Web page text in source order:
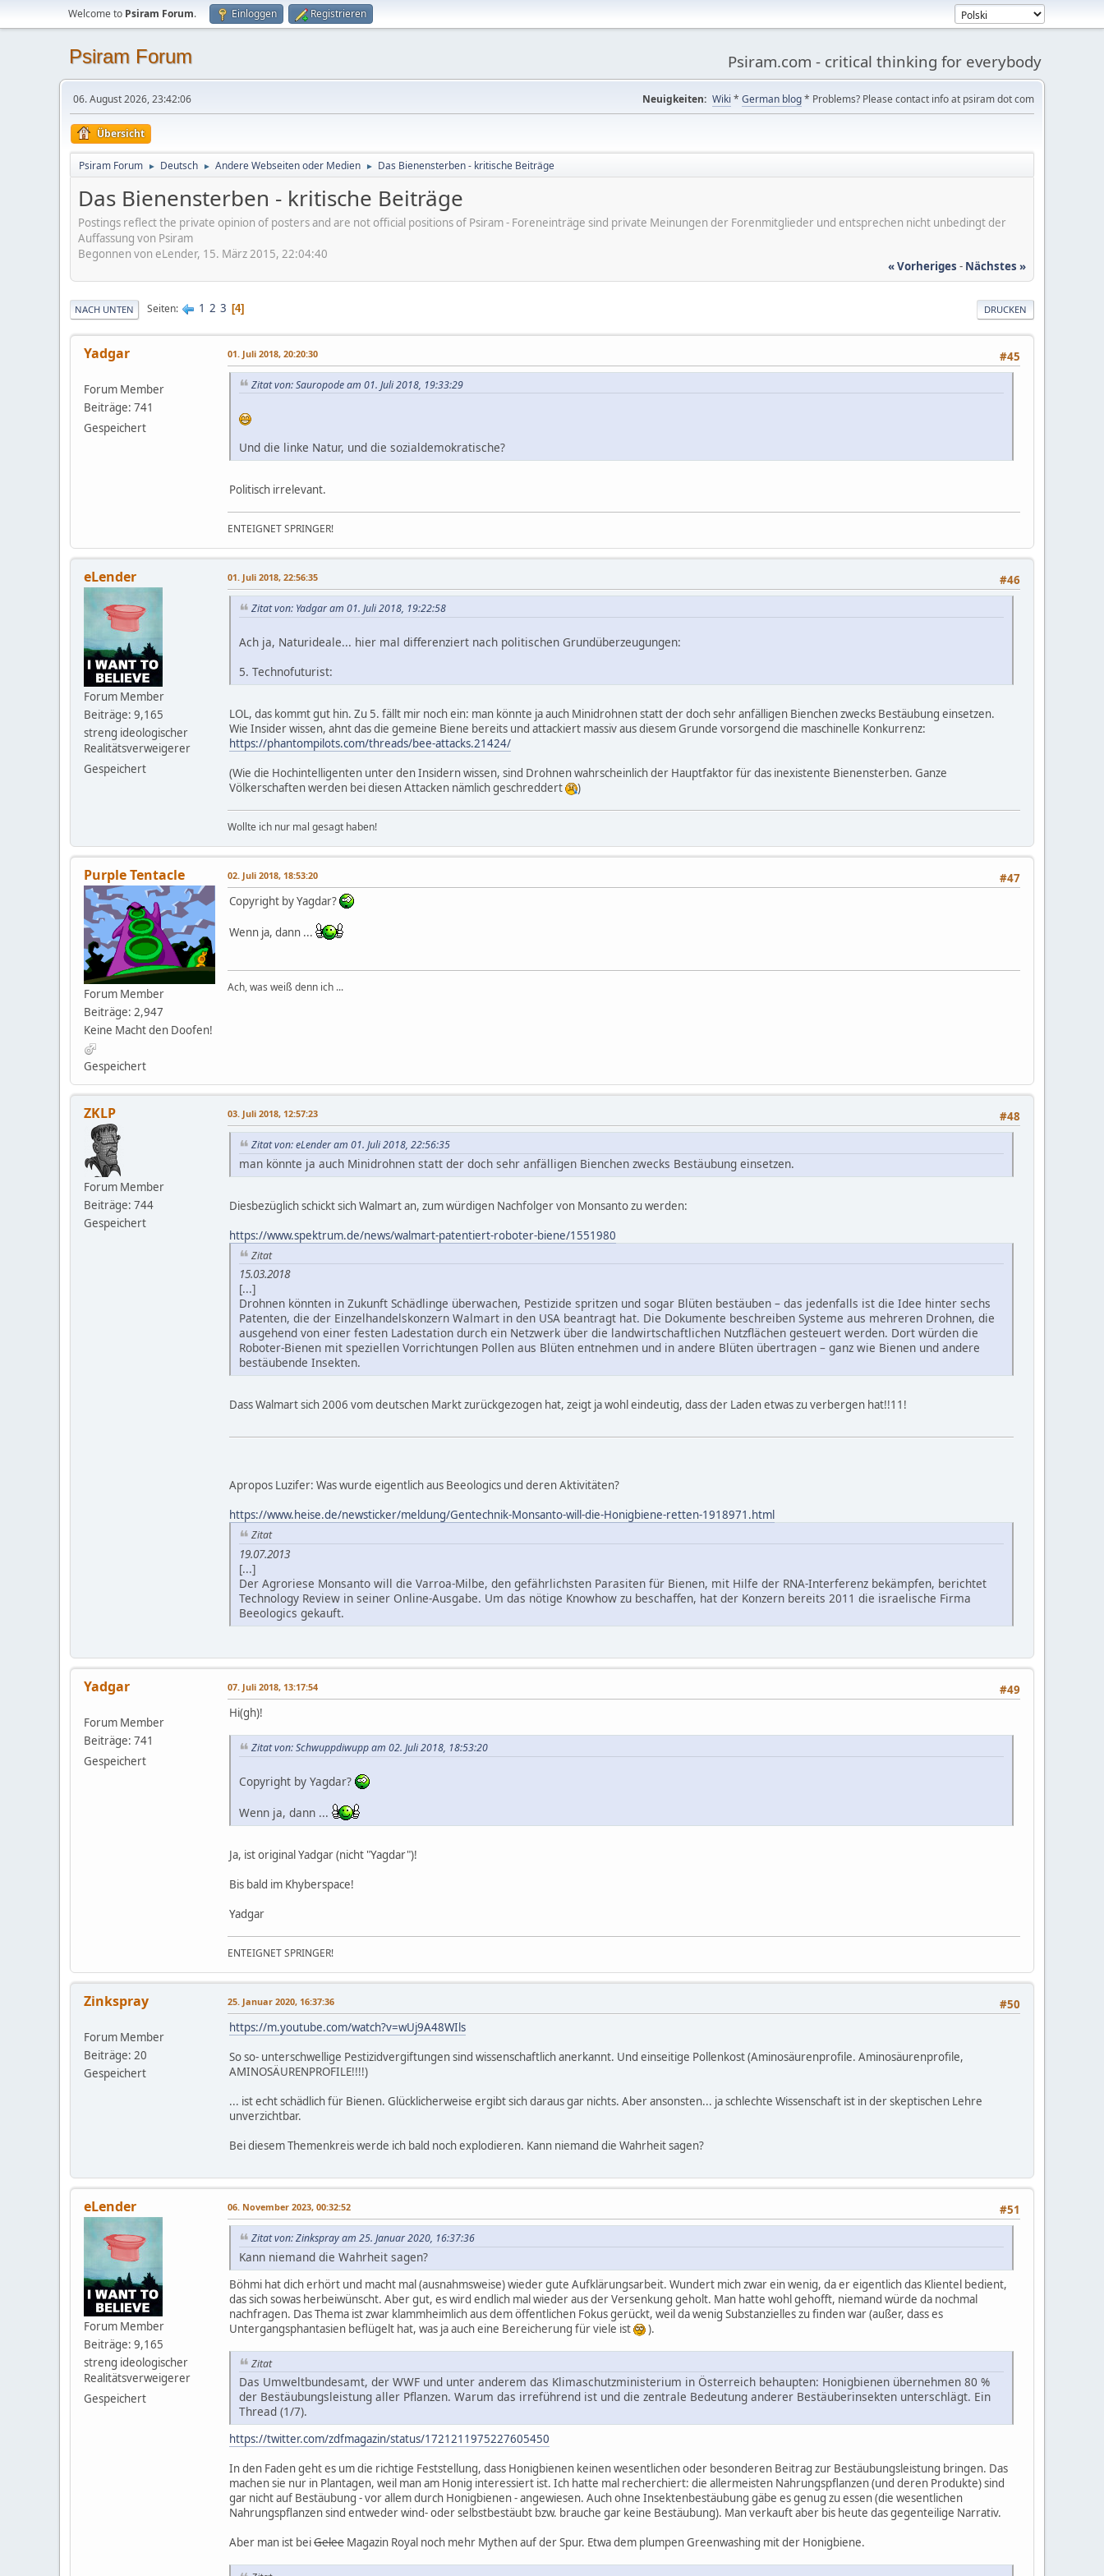
Welcome to Psiram Forum. Einloggen Registrieren
Psiram Forum Psiram.com - critical thinking for everybody
06. August 2026, 23:42:06 Neuigkeiten: Wiki * German blog* Problems? Please contact info at psiram dot com
Übersicht
Psiram Forum ► Deutsch ► Andere Webseiten oder Medien ► Das Bienensterben - kritische Beiträge
Das Bienensterben - kritische Beiträge
Postings reflect the private opinion of posters and are not official positions of Psiram - Foreneinträge sind private Meinungen der Forenmitglieder und entsprechen nicht unbedingt der
Auffassung von Psiram
Begonnen von eLender, 15. März 2015, 22:04:40
« Vorheriges - Nächstes »
DRUCKEN
NACH UNTEN Seiten 1 2 3 4
Yadgar
Forum Member
Beiträge: 741
Gespeichert
#45
01. Juli 2018, 20:20:30
Zitat von: Sauropode am 01. Juli 2018, 19:33:29
Und die linke Natur, und die sozialdemokratische?
Politisch irrelevant.
ENTEIGNET SPRINGER!
eLender
Forum Member
Beiträge: 9,165
streng ideologischer
Realitätsverweigerer
Gespeichert
#46
01. Juli 2018, 22:56:35
Zitat von: Yadgar am 01. Juli 2018, 19:22:58
Ach ja, Naturideale... hier mal differenziert nach politischen Grundüberzeugungen:
5. Technofuturist:
LOL, das kommt gut hin. Zu 5. fällt mir noch ein: man könnte ja auch Minidrohnen statt der doch sehr anfälligen Bienchen zwecks Bestäubung einsetzen.
Wie Insider wissen, ahnt das die gemeine Biene bereits und attackiert massiv aus diesem Grunde vorsorgend die maschinelle Konkurrenz:
https://phantompilots.com/threads/bee-attacks.21424/
(Wie die Hochintelligenten unter den Insidern wissen, sind Drohnen wahrscheinlich der Hauptfaktor für das inexistente Bienensterben. Ganze
Völkerschaften werden bei diesen Attacken nämlich geschreddert
)
Wollte ich nur mal gesagt haben!
Purple Tentacle
Forum Member
Beiträge: 2,947
Keine Macht den Doofen!
Gespeichert
#47
02. Juli 2018, 18:53:20
Copyright by Yagdar?
Wenn ja, dann ...
Ach, was weiß denn ich ...
ZKLP
Forum Member
Beiträge: 744
Gespeichert
#48
03. Juli 2018, 12:57:23
Zitat von: eLender am 01. Juli 2018, 22:56:35
man könnte ja auch Minidrohnen statt der doch sehr anfälligen Bienchen zwecks Bestäubung einsetzen.
Diesbezüglich schickt sich Walmart an, zum würdigen Nachfolger von Monsanto zu werden:
https://www.spektrum.de/news/walmart-patentiert-roboter-biene/1551980
Zitat
15.03.2018
[...]
Drohnen könnten in Zukunft Schädlinge überwachen, Pestizide spritzen und sogar Blüten bestäuben – das jedenfalls ist die Idee hinter sechs
Patenten, die der Einzelhandelskonzern Walmart in den USA beantragt hat. Die Dokumente beschreiben Systeme aus mehreren Drohnen, die
ausgehend von einer festen Ladestation durch ein Netzwerk über die landwirtschaftlichen Nutzflächen gesteuert werden. Dort würden die
Roboter-Bienen mit speziellen Vorrichtungen Pollen aus Blüten entnehmen und in andere Blüten übertragen – ganz wie Bienen und andere
bestäubende Insekten.
Dass Walmart sich 2006 vom deutschen Markt zurückgezogen hat, zeigt ja wohl eindeutig, dass der Laden etwas zu verbergen hat!!11!
Apropos Luzifer: Was wurde eigentlich aus Beeologics und deren Aktivitäten?
https://www.heise.de/newsticker/meldung/Gentechnik-Monsanto-will-die-Honigbiene-retten-1918971.html
Zitat
19.07.2013
[...]
Der Agroriese Monsanto will die Varroa-Milbe, den gefährlichsten Parasiten für Bienen, mit Hilfe der RNA-Interferenz bekämpfen, berichtet
Technology Review in seiner Online-Ausgabe. Um das nötige Knowhow zu beschaffen, hat der Konzern bereits 2011 die israelische Firma
Beeologics gekauft.
Yadgar
Forum Member
Beiträge: 741
Gespeichert
#49
07. Juli 2018, 13:17:54
Hi(gh)!
Zitat von: Schwuppdiwupp am 02. Juli 2018, 18:53:20
Copyright by Yagdar?
Wenn ja, dann ...
Ja, ist original Yadgar (nicht "Yagdar")!
Bis bald im Khyberspace!
Yadgar
ENTEIGNET SPRINGER!
Zinkspray
Forum Member
Beiträge: 20
Gespeichert
#50
25. Januar 2020, 16:37:36
https://m.youtube.com/watch?v=wUj9A48WIls
So so- unterschwellige Pestizidvergiftungen sind wissenschaftlich anerkannt. Und einseitige Pollenkost (Aminosäurenprofile. Aminosäurenprofile,
AMINOSÄURENPROFILE!!!!)
... ist echt schädlich für Bienen. Glücklicherweise ergibt sich daraus gar nichts. Aber ansonsten... ja schlechte Wissenschaft ist in der skeptischen Lehre
unverzichtbar.
Bei diesem Themenkreis werde ich bald noch explodieren. Kann niemand die Wahrheit sagen?
eLender
Forum Member
Beiträge: 9,165
streng ideologischer
Realitätsverweigerer
Gespeichert
#51
06. November 2023, 00:32:52
Zitat von: Zinkspray am 25. Januar 2020, 16:37:36
Kann niemand die Wahrheit sagen?
Böhmi hat dich erhört und macht mal (ausnahmsweise) wieder gute Aufklärungsarbeit. Wundert mich zwar ein wenig, da er eigentlich das Klientel bedient,
das sich sowas herbeiwünscht. Aber gut, es wird endlich mal wieder aus der Versenkung geholt. Man hatte wohl gehofft, niemand würde da nochmal
nachfragen. Das Thema ist zwar klammheimlich aus dem öffentlichen Fokus gerückt, weil da wenig Substanzielles zu finden war (außer, dass es
Untergangsphantasien beflügelt hat, was ja auch eine Bereicherung für viele ist
).
Zitat
Das Umweltbundesamt, der WWF und unter anderem das Klimaschutzministerium in Österreich behaupten: Honigbienen übernehmen 80 %
der Bestäubungsleistung aller Pflanzen. Warum das irreführend ist und die zentrale Bedeutung anderer Bestäuberinsekten unterschlägt. Ein
Thread (1/7).
https://twitter.com/zdfmagazin/status/1721211975227605450
In den Faden geht es um die richtige Feststellung, dass Honigbienen keinen wesentlichen oder besonderen Beitrag zur Bestäubungsleistung bringen. Das
machen sie nur in Plantagen, weil man am Honig interessiert ist. Ich hatte mal recherchiert: die allermeisten Nahrungspflanzen (und deren Produkte) sind
gar nicht auf Bestäubung - vor allem durch Honigbienen - angewiesen. Auch ohne Insektenbestäubung gäbe es genug zu essen (die wesentlichen
Nahrungspflanzen sind entweder wind- oder selbstbestäubt bzw. brauche gar keine Bestäubung). Man verkauft aber bis heute das gegenteilige Narrativ.
Aber man ist beiGelee Magazin Royal noch mehr Mythen auf der Spur. Etwa dem plumpen Greenwashing mit der Honigbiene.